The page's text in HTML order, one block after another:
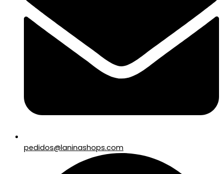
pedidos@laninashops.com